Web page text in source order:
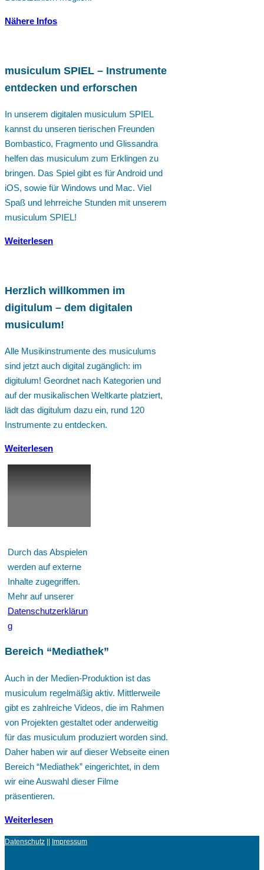
Nähere Infos
musiculum SPIEL – Instrumente
entdecken und erforschen
In unserem digitalen musiculum SPIEL
kannst du unseren tierischen Freunden
Bombastico, Fragmento und Glissandra
helfen das musiculum zum Erklingen zu
bringen. Das Spiel gibt es für Android und
iOS, sowie für Windows und Mac. Viel
Spaß und lehrreiche Stunden mit unserem
musiculum SPIEL!
Weiterlesen
Herzlich willkommen im
digitulum – dem digitalen
musiculum!
Alle Musikinstrumente des musiculums
sind jetzt auch digital zugänglich: im
digitulum! Geordnet nach Kategorien und
auf der musikalischen Weltkarte platziert,
lädt das digitulum dazu ein, rund 120
Instrumente zu entdecken.
Weiterlesen
Durch das Abspielen
werden auf externe
Inhalte zugegriffen.
Mehr auf unserer
Datenschutzerklärun
g
Bereich “Mediathek”
Auch in der Medien-Produktion ist das
musiculum regelmäßig aktiv. Mittlerweile
gibt es zahlreiche Videos, die im Rahmen
von Projekten gestaltet oder anderweitig
für das musiculum produziert worden sind.
Daher haben wir auf dieser Webseite einen
Bereich “Mediathek” eingerichtet, in dem
wir eine Auswahl dieser Filme
präsentieren.
Weiterlesen
Datenschutz || Impressum